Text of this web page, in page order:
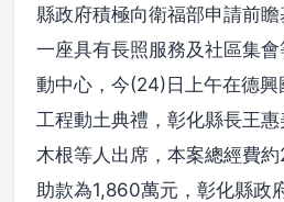
縣政府積極向衛福部申請前
一座具有長照服務及社區集
動中心，今(24)日上午在德
工程動土典禮，彰化縣長王
木根等人出席，本案總經費
助款為1,860萬元，彰化縣政